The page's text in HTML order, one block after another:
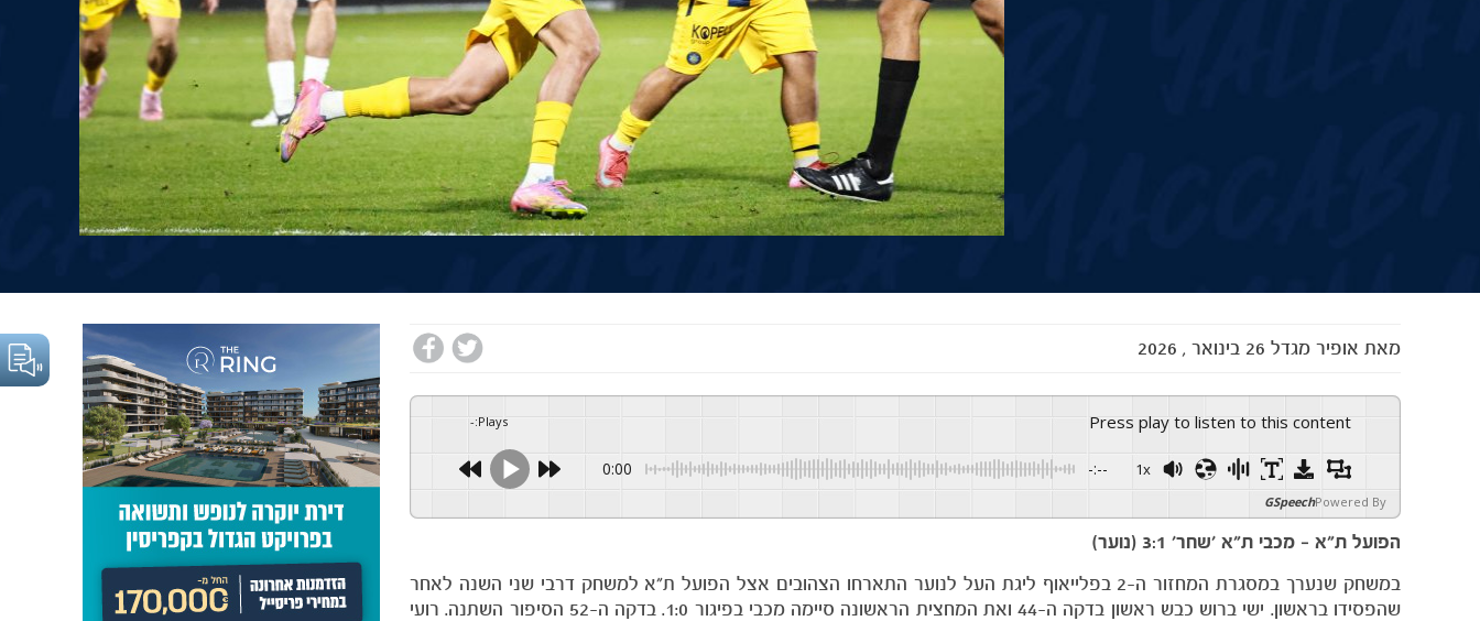
מאת אופיר מגדל 26 בינואר , 2026
Press play to listen to this content
Plays
:
-
0:00 -:-- 1x
Powered By
GSpeech
הפועל ת״א – מכבי ת״א ׳שחר׳ 3:1 (נוער)
במשחק שנערך במסגרת המחזור ה-2 בפלייאוף ליגת העל לנוער התארחו הצהובים אצל הפועל ת״א למשחק דרבי שני השנה לאחר
שהפסידו בראשון. ישי ברוש כבש ראשון בדקה ה-44 ואת המחצית הראשונה סיימה מכבי בפיגור 1:0. בדקה ה-52 הסיפור השתנה. רועי